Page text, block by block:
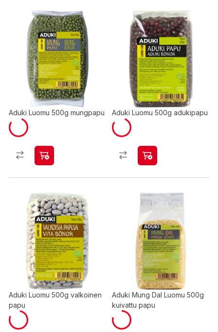
Aduki Luomu 500g mungpapu Aduki Luomu 500g adukipapu
Aduki Luomu 500g valkoinen
papu
Aduki Mung Dal Luomu 500g
kuivattu papu